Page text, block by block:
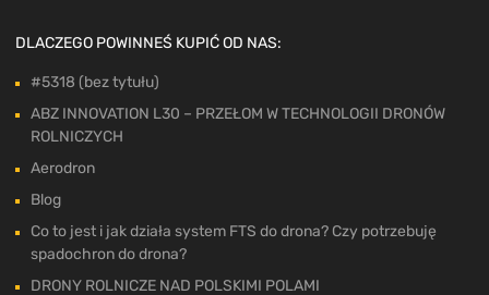
DLACZEGO POWINNEŚ KUPIĆ OD NAS:
#5318 (bez tytułu)
ABZ INNOVATION L30 – PRZEŁOM W TECHNOLOGII DRONÓW
ROLNICZYCH
Aerodron
Blog
Co to jest i jak działa system FTS do drona? Czy potrzebuję
spadochron do drona?
DRONY ROLNICZE NAD POLSKIMI POLAMI